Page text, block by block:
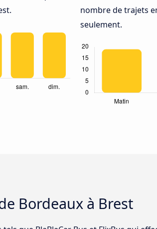
nombre de trajets
seulement.
Bordeaux à Brest